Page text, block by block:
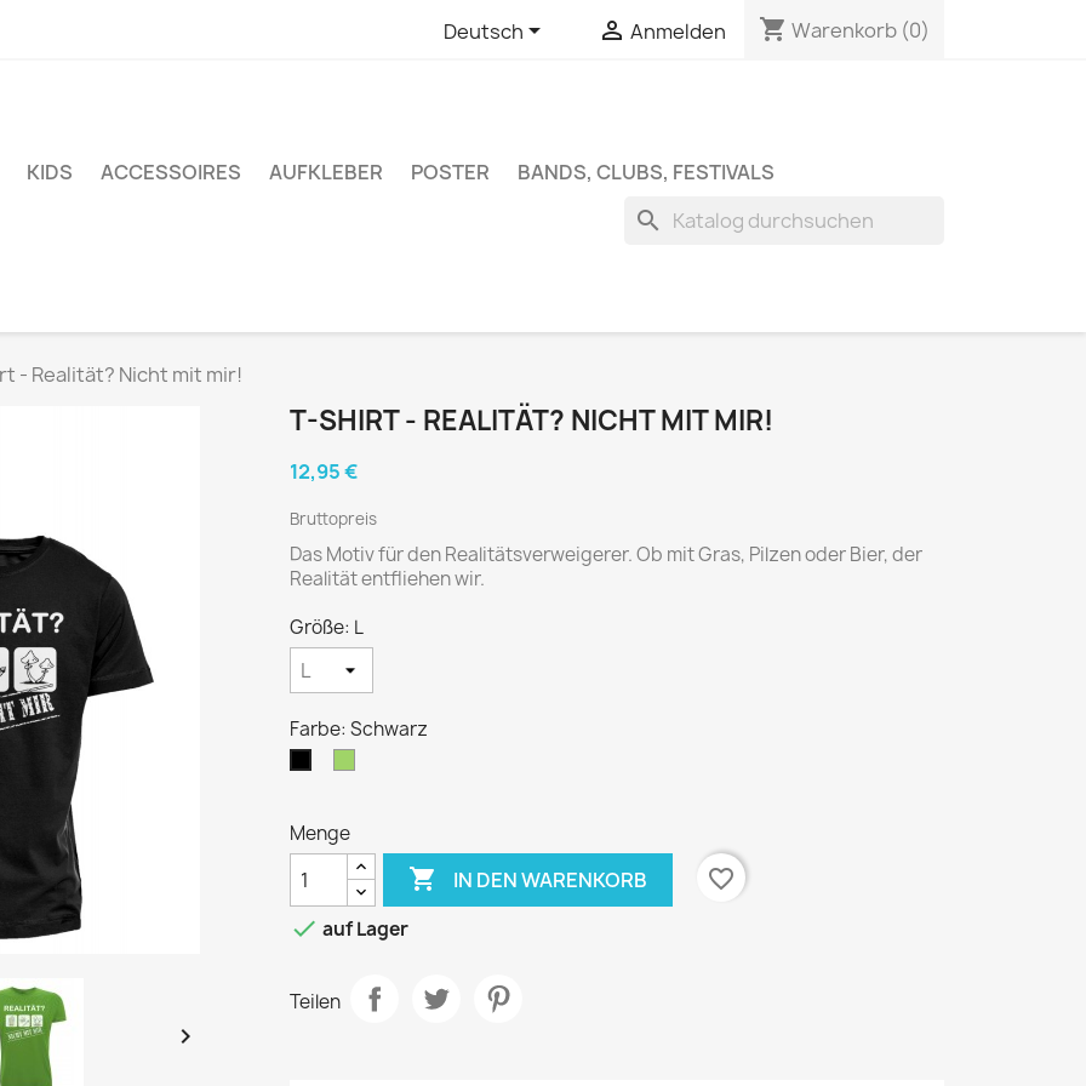
Deutsch  Anmelden shopping_cart Warenkorb (0)
KIDS ACCESSOIRES AUFKLEBER POSTER BANDS, CLUBS, FESTIVALS
search
- Realität? Nicht mit mir!

T-SHIRT - REALITÄT? NICHT MIT MIR!
12,95 €
Bruttopreis
Das Motiv für den Realitätsverweigerer. Ob mit Gras, Pilzen oder Bier, der
Realität entfliehen wir.
Größe: L
Farbe: Schwarz
Menge
 IN DEN WARENKORB
favorite_border
 auf Lager
Teilen